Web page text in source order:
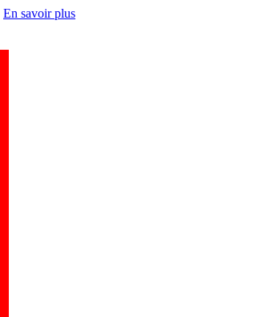
En savoir plus